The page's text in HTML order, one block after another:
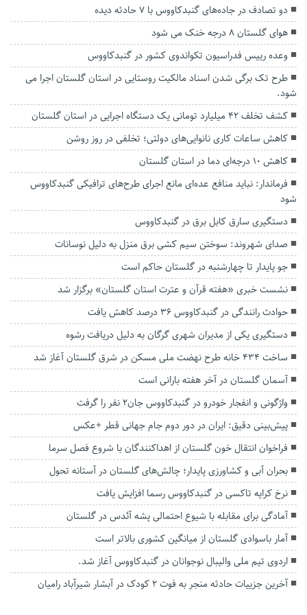
دو تصادف در جاده‌های گنبدکاووس با ۷ حادثه دیده
هوای گلستان ۸ درجه خنک می شود
وعده رییس فدراسیون تکواندوی کشور در گنبدکاووس
طرح تک برگی شدن اسناد مالکیت روستایی در استان گلستان اجرا می
شود.
کشف تخلف 42 میلیارد تومانی یک دستگاه اجرایی در استان گلستان
کاهش ساعات کاری نانوایی‌های دولتی؛ تخلفی در روز روشن
کاهش ۱۰ درجه‌ای دما در استان گلستان
فرماندار: نباید منافع عده‌ای مانع اجرای طرح‌های ترافیکی گنبدکاووس
شود
دستگیری سارق کابل برق در گنبدکاووس
صدای شهروند: سوختن سیم کشی برق منزل به دلیل نوسانات
جو پایدار تا چهارشنبه در گلستان حاکم است
نشست خبری «هفته قرآن و عترت استان گلستان» برگزار شد
حوادث رانندگی در گنبدکاووس ۳۶ درصد کاهش یافت
دستگیری یکی از مدیران شهری گرگان به دلیل دریافت رشوه
ساخت ۴۳۴ خانه طرح نهضت ملی مسکن در شرق گلستان آغاز شد
آسمان گلستان در آخر هفته بارانی است
واژگونی و انفجار خودرو در گنبدکاووس جان2 نفر را گرفت
پیش‌بینی دقیق: ایران در دور دوم جام جهانی قطر +عکس
فراخوان انتقال خون گلستان از اهداکنندگان با شروع فصل سرما
بحران آبی و کشاورزی پایدار؛ چالش‌های گلستان در آستانه تحول
نرخ کرایه تاکسی در گنبدکاووس رسما افزایش یافت
آمادگی برای مقابله با شیوع احتمالی پشه آئدس در گلستان
آمار باسوادی گلستان از میانگین کشوری بالاتر است
اردوی تیم ملی والیبال نوجوانان در گنبدکاووس آغاز شد.
آخرین جزییات حادثه منجر به فوت ۲ کودک در آبشار شیرآباد رامیان